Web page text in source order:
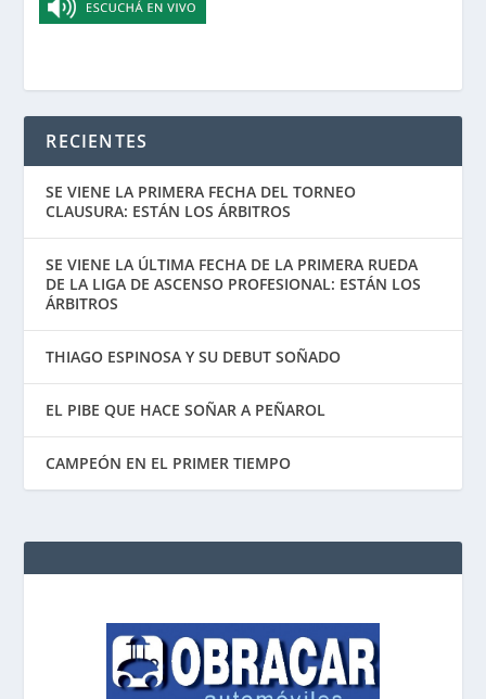
RECIENTES
SE VIENE LA PRIMERA FECHA DEL TORNEO
CLAUSURA: ESTÁN LOS ÁRBITROS
SE VIENE LA ÚLTIMA FECHA DE LA PRIMERA RUEDA
DE LA LIGA DE ASCENSO PROFESIONAL: ESTÁN LOS
ÁRBITROS
THIAGO ESPINOSA Y SU DEBUT SOÑADO
EL PIBE QUE HACE SOÑAR A PEÑAROL
CAMPEÓN EN EL PRIMER TIEMPO